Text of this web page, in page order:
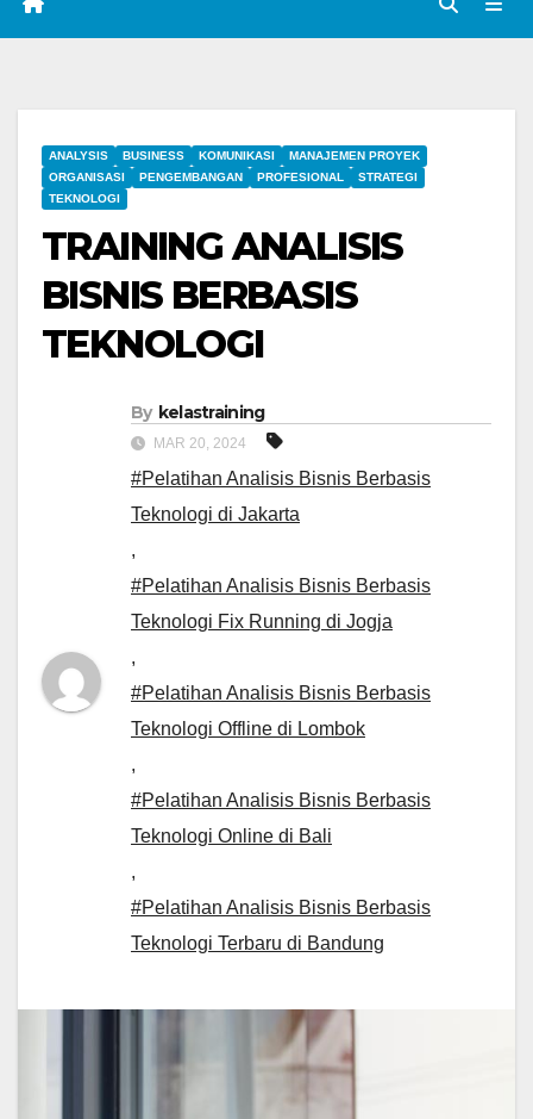
ANALYSIS BUSINESS KOMUNIKASI
MANAJEMEN PROYEK
ORGANISASI
PENGEMBANGAN PROFESIONAL
STRATEGI
TEKNOLOGI
TRAINING ANALISIS
BISNIS BERBASIS
TEKNOLOGI
By kelastraining
MAR 20, 2024
#Pelatihan Analisis Bisnis Berbasis
Teknologi di Jakarta
,
#Pelatihan Analisis Bisnis Berbasis
Teknologi Fix Running di Jogja
,
#Pelatihan Analisis Bisnis Berbasis
Teknologi Offline di Lombok
,
#Pelatihan Analisis Bisnis Berbasis
Teknologi Online di Bali
,
#Pelatihan Analisis Bisnis Berbasis
Teknologi Terbaru di Bandung